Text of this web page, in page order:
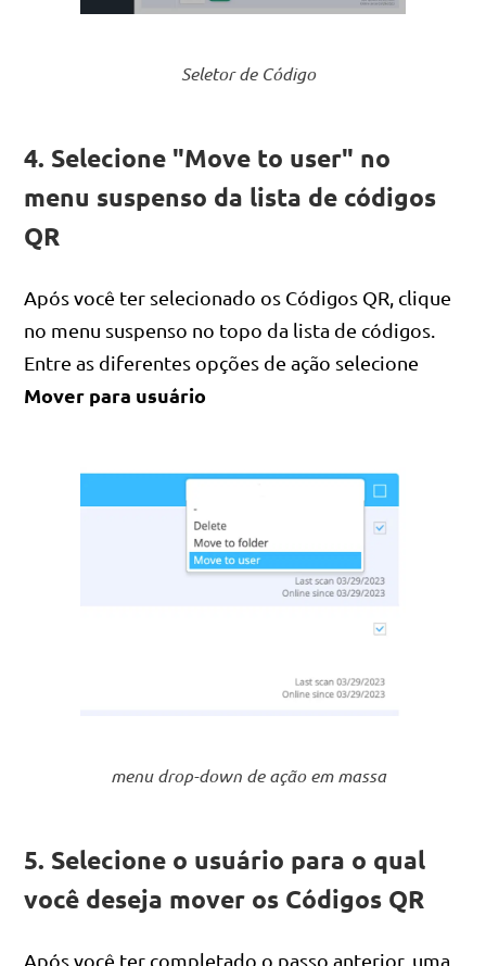
Seletor de Código
4. Selecione "Move to user" no
menu suspenso da lista de códigos
QR
Após você ter selecionado os Códigos QR, clique
no menu suspenso no topo da lista de códigos.
Entre as diferentes opções de ação selecione
Mover para usuário
menu drop-down de ação em massa
5. Selecione o usuário para o qual
você deseja mover os Códigos QR
Após você ter completado o passo anterior, uma